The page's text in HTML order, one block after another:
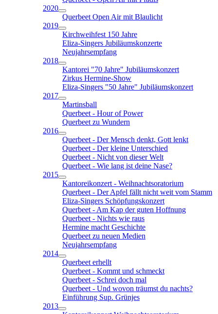
2020
Querbeet Open Air mit Blaulicht
2019
Kirchweihfest 150 Jahre
Eliza-Singers Jubiläumskonzerte
Neujahrsempfang
2018
Kantorei "70 Jahre" Jubiläumskonzert
Zirkus Hermine-Show
Eliza-Singers "50 Jahre" Jubiläumskonzert
2017
Martinsball
Querbeet - Hour of Power
Querbeet zu Wundern
2016
Querbeet - Der Mensch denkt, Gott lenkt
Querbeet - Der kleine Unterschied
Querbeet - Nicht von dieser Welt
Querbeet - Wie lang ist deine Nase?
2015
Kantoreikonzert - Weihnachtsoratorium
Querbeet - Der Apfel fällt nicht weit vom Stamm
Eliza-Singers Schöpfungskonzert
Querbeet - Am Kap der guten Hoffnung
Querbeet - Nichts wie raus
Hermine macht Geschichte
Querbeet zu neuen Medien
Neujahrsempfang
2014
Querbeet erhellt
Querbeet - Kommt und schmeckt
Querbeet - Schrei doch mal
Querbeet - Und wovon träumst du nachts?
Einführung Sup. Grünjes
2013